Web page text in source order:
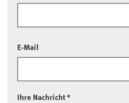
E-Mail
Ihre Nachricht*